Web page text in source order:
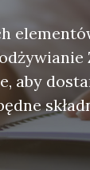
aby